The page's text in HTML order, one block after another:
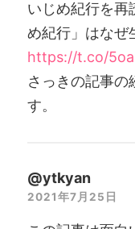
いじめ紀行を
め紀行」はなぜ
https://t.co/
さっきの記事の
す。
@ytkyan
2021年7月25日